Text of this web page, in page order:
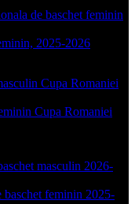
de baschet feminin
2025-2026
Cupa Romaniei
Cupa Romaniei
masculin 2026-
baschet feminin 2025-